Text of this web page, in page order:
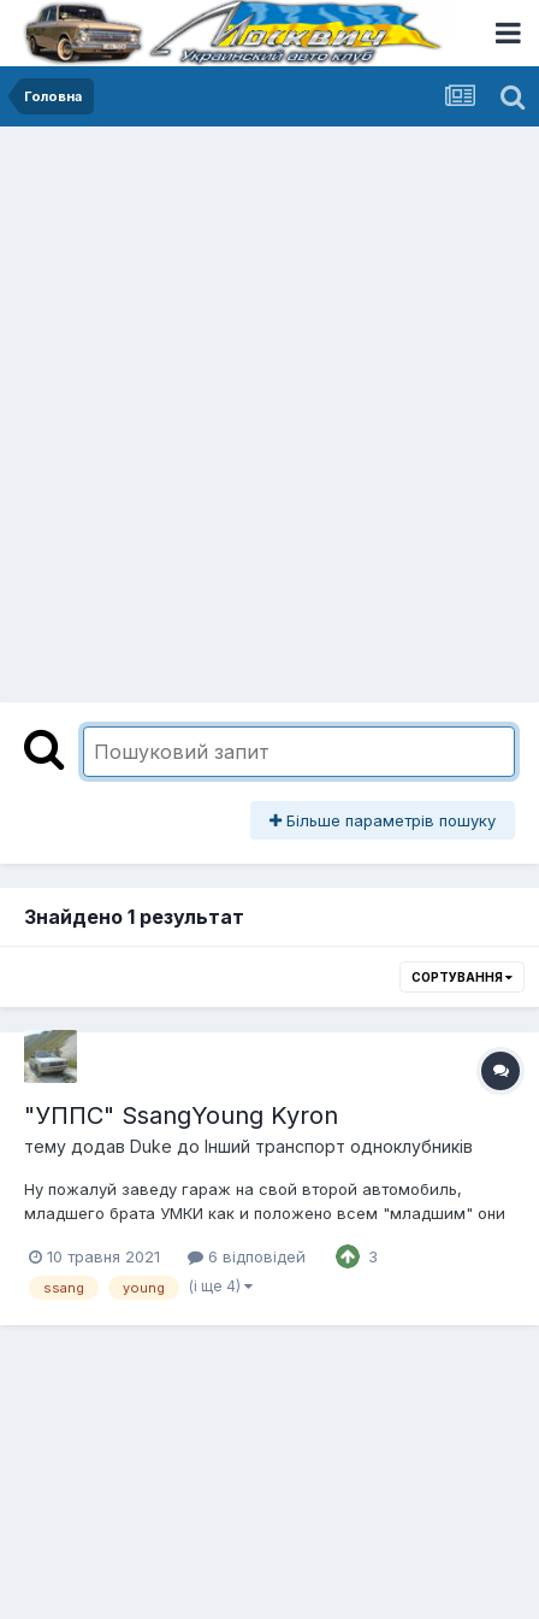
Головна
Більше параметрів пошуку
Знайдено 1 результат
СОРТУВАННЯ
"УППС" SsangYoung Kyron
тему додав Duke до Інший транспорт одноклубників
Ну пожалуй заведу гараж на свой второй автомобиль,
младшего брата УМКИ как и положено всем "младшим" они
Москвичем-2141 пришла идея приобретения второго
автомобиля в семью, хотел купить Универсал Повышенной
10 травня 2021 6 відповідей 3
ssang young (і ще 4)